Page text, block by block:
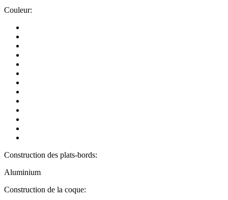
Couleur:
Construction des plats-bords:
Aluminium
Construction de la coque: